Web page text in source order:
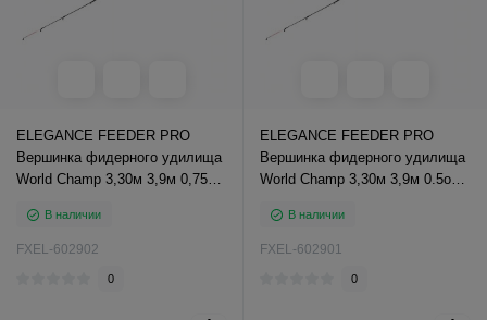
ELEGANCE FEEDER PRO
Вершинка фидерного удилища
World Champ 3,30м 3,9м 0,75oz
В наличии
FXEL-602902
0
ELEGANCE FEEDER PRO
Вершинка фидерного удилища
World Champ 3,30м 3,9м 0.5oz
В наличии
FXEL-602901
0